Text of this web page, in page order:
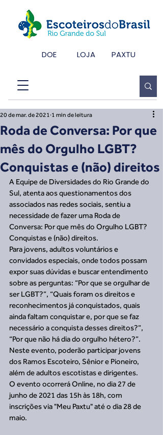
DOE LOJA PAXTU
Roda de Conversa: Por que
mês do Orgulho LGBT?
Conquistas e (não) direitos
20 de mar. de 2021 1 min de leitura
A Equipe de Diversidades do Rio Grande do
Sul, atenta aos questionamentos dos
associados nas redes sociais, sentiu a
necessidade de fazer uma Roda de
Conversa: Por que mês do Orgulho LGBT?
Conquistas e (não) direitos.
Para jovens, adultos voluntários e
convidados especiais, onde todos possam
expor suas dúvidas e buscar entendimento
sobre as perguntas: “Por que se orgulhar de
ser LGBT?”, “Quais foram os direitos e
reconhecimentos já conquistados, quais
ainda faltam conquistar e, por que se faz
necessário a conquista desses direitos?”,
“Por que não há dia do orgulho hétero?”.
Neste evento, poderão participar jovens
dos Ramos Escoteiro, Sênior e Pioneiro,
além de adultos escotistas e dirigentes.
O evento ocorrerá Online, no dia 27 de
junho de 2021 das 15h às 18h, com
inscrições via "Meu Paxtu" até o dia 28 de
maio.